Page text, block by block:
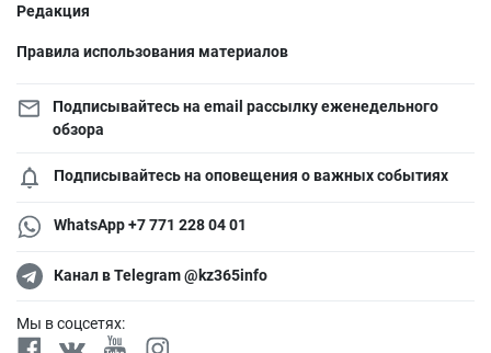
Редакция
Правила использования материалов
Подписывайтесь на email рассылку еженедельного
обзора
Подписывайтесь на оповещения о важных событиях
WhatsApp +7 771 228 04 01
Канал в Telegram @kz365info
Мы в соцсетях: